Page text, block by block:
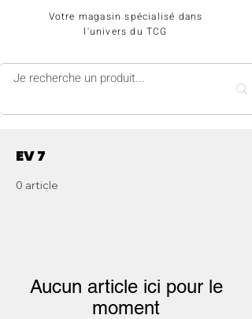
Votre magasin spécialisé dans
l'univers du TCG
EV 7
0 article
Aucun article ici pour le
moment